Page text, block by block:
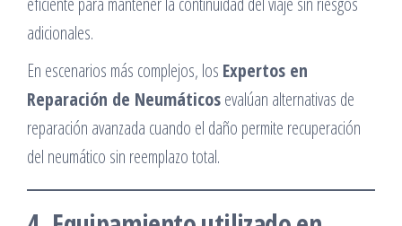
adicionales.
En escenarios más complejos, los Expertos en
Reparación de Neumáticosevalúan alternativas de
reparación avanzada cuando el daño permite recuperación
del neumático sin reemplazo total.